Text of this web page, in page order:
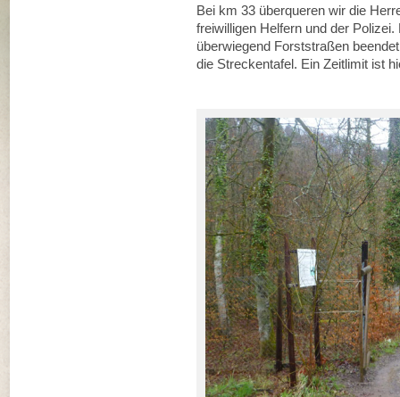
Bei km 33 überqueren wir die
freiwilligen Helfern und der
überwiegend Forststraßen
die Streckentafel. Ein Zeitlimit ist